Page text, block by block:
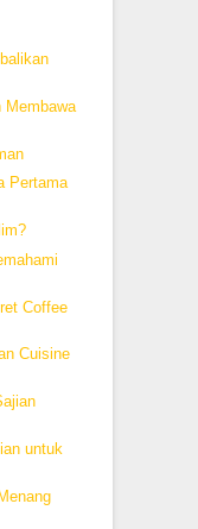
Membawa
Pertama
Coffee
Cuisine
untuk